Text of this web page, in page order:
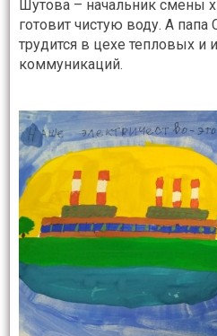
Шутова – начальник смены
готовит чистую воду. А
трудится в цехе тепловых и
коммуникаций.